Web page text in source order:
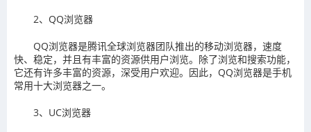
2、QQ浏览器
QQ浏览器是腾讯全球浏览器团队推出的移动浏览器，速度
快、稳定，并且有丰富的资源供用户浏览。除了浏览和搜索功能，
它还有许多丰富的资源，深受用户欢迎。因此，QQ浏览器是手机
常用十大浏览器之一。
3、UC浏览器